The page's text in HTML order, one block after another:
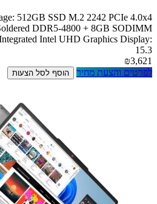
512GB SSD M.2 2242 PCIe 4.0x4
DDR5-4800 + 8GB SODIMM
Intel UHD Graphics Display:
15.3
₪3,621
לפרטים והצעת מחיר
הוסף לסל הצעות